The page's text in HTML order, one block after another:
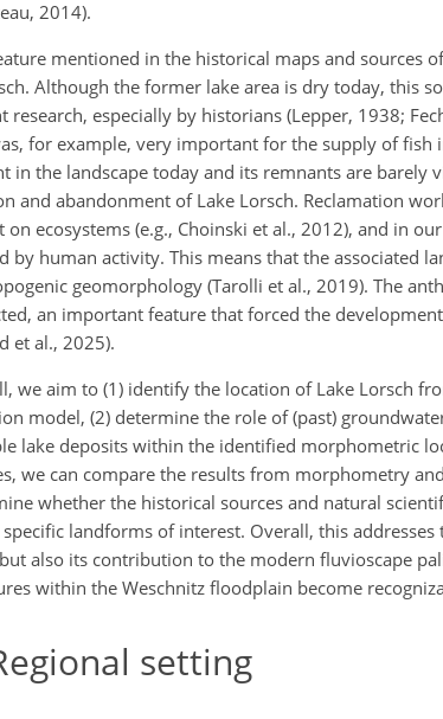
2014).
mentioned in the historical maps and sources
Although the former lake area is dry today, this
research, especially by historians (Lepper, 1938;
for example, very important for the supply of fish
in the landscape today and its remnants are
and abandonment of Lake Lorsch. Reclamation
on ecosystems (e.g., Choinski et al., 2012), and in
by human activity. This means that the associated
geomorphology (Tarolli et al., 2019). The
an important feature that forced the
et al., 2025).
we aim to (1) identify the location of Lake Lorsch
model, (2) determine the role of (past)
lake deposits within the identified morphometric
we can compare the results from morphometry
whether the historical sources and natural
specific landforms of interest. Overall, this
also its contribution to the modern fluvioscape
within the Weschnitz floodplain become
setting